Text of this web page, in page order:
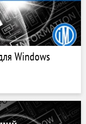
Windows